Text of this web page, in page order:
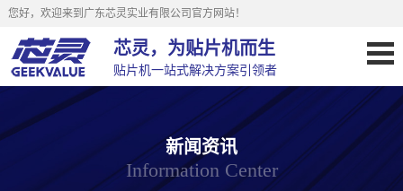
您好，欢迎来到广东芯灵实业有限公司官方网站！
芯灵，为贴片机而生
贴片机一站式解决方案引领者
新闻资讯
Information Center